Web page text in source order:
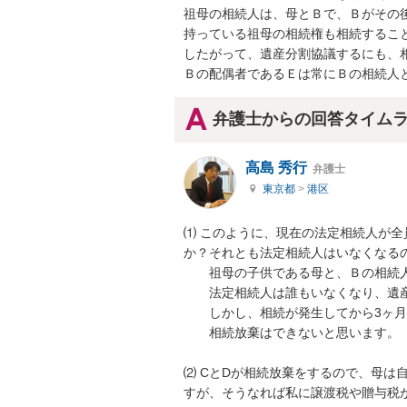
祖母の相続人は、母とＢで、Ｂがそ
持っている祖母の相続権も相続するこ
したがって、遺産分割協議するにも
Ｂの配偶者であるＥは常にＢの相続人
弁護士からの回答タイム
高島 秀行 弁護士
東京都 > 港区
⑴ このように、現在の法定相続人が
か？それとも法定相続人はいなくな
祖母の子供である母と、Ｂの相続
法定相続人は誰もいなくなり、遺
しかし、相続が発生してから3ヶ月
相続放棄はできないと思います。
⑵ CとDが相続放棄をするので、母は
すが、そうなれば私に譲渡税や贈与